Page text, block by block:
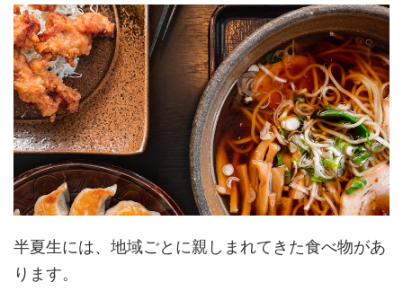
半夏生には、地域ごとに親しまれてきた食べ物があ
ります。